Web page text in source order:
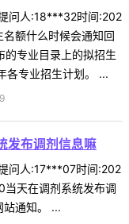
问人:18***32时间:202
额什么时候会通知回
的专业目录上的拟招生
各专业招生计划。 ...
发布调剂信息嘛
问人:17***07时间:202
天在调剂系统发布调
通知。 ...